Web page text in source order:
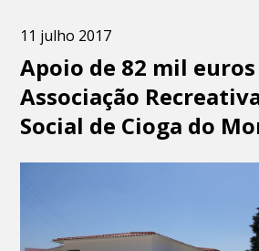
11 julho 2017
Apoio de 82 mil
Associação
Social de Cioga do